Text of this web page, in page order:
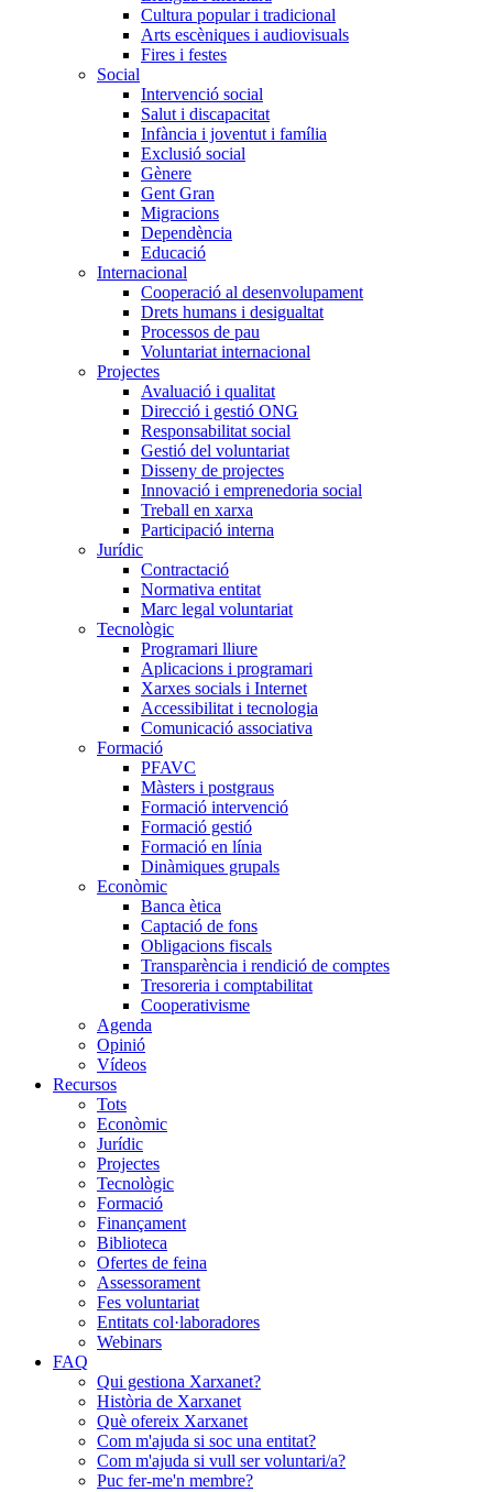
Cultura popular i tradicional
Arts escèniques i audiovisuals
Fires i festes
Social
Intervenció social
Salut i discapacitat
Infància i joventut i família
Exclusió social
Gènere
Gent Gran
Migracions
Dependència
Educació
Internacional
Cooperació al desenvolupament
Drets humans i desigualtat
Processos de pau
Voluntariat internacional
Projectes
Avaluació i qualitat
Direcció i gestió ONG
Responsabilitat social
Gestió del voluntariat
Disseny de projectes
Innovació i emprenedoria social
Treball en xarxa
Participació interna
Jurídic
Contractació
Normativa entitat
Marc legal voluntariat
Tecnològic
Programari lliure
Aplicacions i programari
Xarxes socials i Internet
Accessibilitat i tecnologia
Comunicació associativa
Formació
PFAVC
Màsters i postgraus
Formació intervenció
Formació gestió
Formació en línia
Dinàmiques grupals
Econòmic
Banca ètica
Captació de fons
Obligacions fiscals
Transparència i rendició de comptes
Tresoreria i comptabilitat
Cooperativisme
Agenda
Opinió
Vídeos
Recursos
Tots
Econòmic
Jurídic
Projectes
Tecnològic
Formació
Finançament
Biblioteca
Ofertes de feina
Assessorament
Fes voluntariat
Entitats col·laboradores
Webinars
FAQ
Qui gestiona Xarxanet?
Història de Xarxanet
Què ofereix Xarxanet
Com m'ajuda si soc una entitat?
Com m'ajuda si vull ser voluntari/a?
Puc fer-me'n membre?